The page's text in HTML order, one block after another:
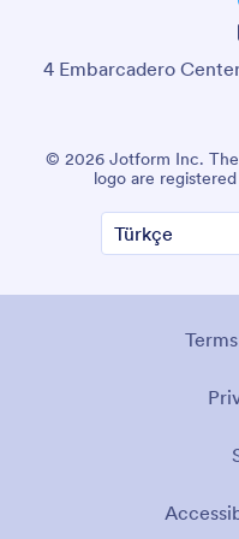
4 Embarcadero
© 2026 Jotform Inc.
logo are